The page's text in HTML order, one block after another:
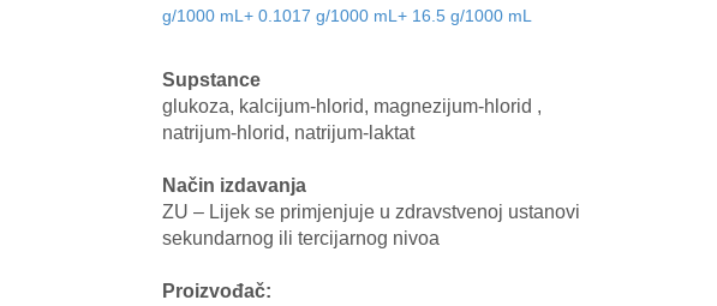
g/1000 mL+ 0.1017 g/1000 mL+ 16.5 g/1000 mL
Supstance
glukoza, kalcijum-hlorid, magnezijum-hlorid ,
natrijum-hlorid, natrijum-laktat
Način izdavanja
ZU – Lijek se primjenjuje u zdravstvenoj ustanovi
sekundarnog ili tercijarnog nivoa
Proizvođač: